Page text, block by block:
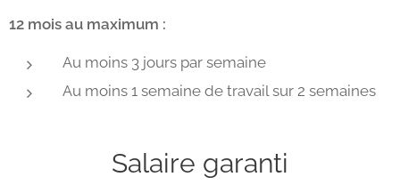
12 mois au maximum :
Au moins 3 jours par semaine
Au moins 1 semaine de travail sur 2 semaines
Salaire garanti